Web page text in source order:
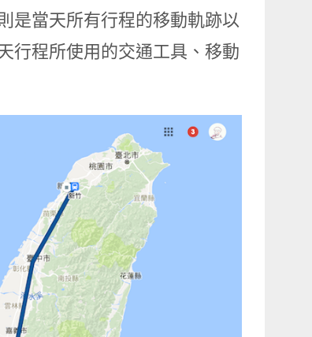
是當天所有行程的移動軌跡以
行程所使用的交通工具、移動